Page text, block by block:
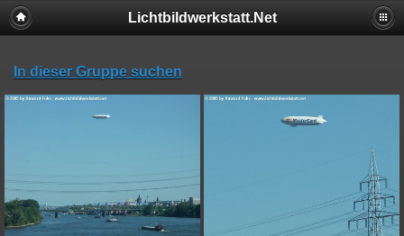
Lichtbildwerkstatt.Net
In dieser Gruppe suchen